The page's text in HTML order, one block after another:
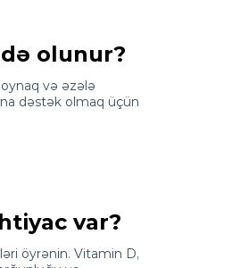
olunur?
və əzələ
dəstək olmaq üçün
var?
öyrənin. Vitamin D,